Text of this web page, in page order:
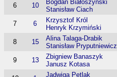
6 10
Bogdan Białoszyński
Stanisław Ciach
7 6
Krzysztof Król
Henryk Krzymiński
8 15
Alina Talaga-Drabik
Stanisław Pryputniewicz
9 13
Zbigniew Banaszyk
Janusz Kotasa
Jadwiga Pętlak